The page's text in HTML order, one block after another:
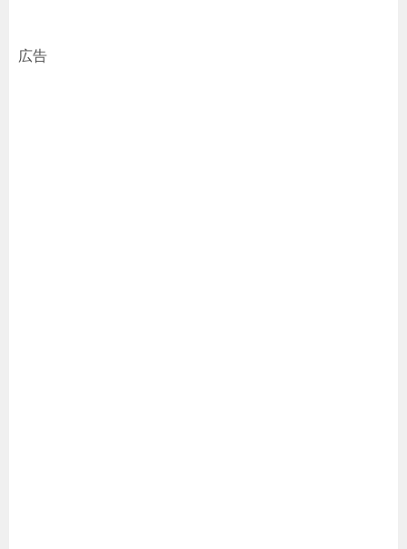
広告